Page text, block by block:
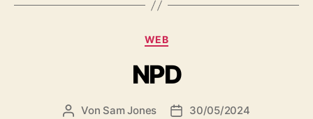
Kategorien
WEB
NPD
Beitragsautor
Von Sam Jones Veröffentlichungsdatum
30/05/2024